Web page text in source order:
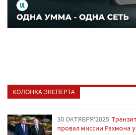
КОЛОНКА ЭКСПЕРТА
30 ОКТЯБРЯ'2025
провал миссии Рахмона